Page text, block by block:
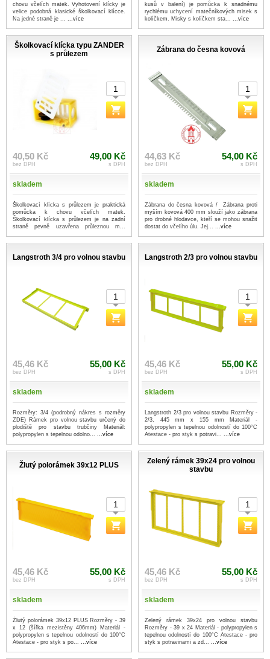
chovu včelích matek. Vyhotovení klícky je
velice podobná klasické školkovací klícce.
Na jedné straně je ... ...více
kusů v balení) je pomůcka k snadnému
rychlému uchycení matečníkových misek s
kolíčkem. Misky s kolíčkem sta... ...více
Školkovací klícka typu ZANDER
s průlezem
40,50 Kč
bez DPH
49,00 Kč
s DPH
skladem
Školkovací klícka s průlezem je praktická
pomůcka k chovu včelích matek.
Školkovací klícka s průlezem je na zadní
straně pevně uzavřena průleznou m...
Zábrana do česna kovová
44,63 Kč
bez DPH
54,00 Kč
s DPH
skladem
Zábrana do česna kovová / Zábrana proti
myším kovová 400 mm slouží jako zábrana
pro drobné hlodavce, kteří se mohou snažit
dostat do včelího úlu. Jej... ...více
Langstroth 3/4 pro volnou stavbu
45,46 Kč
bez DPH
55,00 Kč
s DPH
skladem
Rozměry: 3/4 (podrobný nákres s rozměry
ZDE) Rámek pro volnou stavbu určený do
plodiště pro stavbu trubčiny Materiál:
polypropylen s tepelnou odolno... ...více
Langstroth 2/3 pro volnou stavbu
45,46 Kč
bez DPH
55,00 Kč
s DPH
skladem
Langstroth 2/3 pro volnou stavbu Rozměry -
2/3, 445 mm x 155 mm Materiál -
polypropylen s tepelnou odolností do 100°C
Atestace - pro styk s potravi... ...více
Žlutý polorámek 39x12 PLUS
45,46 Kč
bez DPH
55,00 Kč
s DPH
skladem
Žlutý polorámek 39x12 PLUS Rozměry - 39
x 12 (šířka mezistěny 406mm) Materiál -
polypropylen s tepelnou odolností do 100°C
Atestace - pro styk s po... ...více
Zelený rámek 39x24 pro volnou
stavbu
45,46 Kč
bez DPH
55,00 Kč
s DPH
skladem
Zelený rámek 39x24 pro volnou stavbu
Rozměry - 39 x 24 Materiál - polypropylen s
tepelnou odolností do 100°C Atestace - pro
styk s potravinami a zd... ...více